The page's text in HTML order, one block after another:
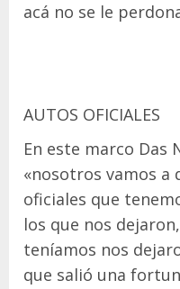
acá no se le
AUTOS OFICIALES
En este marco Das
«nosotros vamos a
oficiales que
los que nos
teníamos nos
que salió una